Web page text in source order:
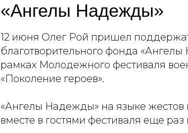
«Ангелы Надежды»
12 июня Олег Рой пришел
благотворительного фонда
рамках Молодежного фестиваля
«Поколение героев».
«Ангелы Надежды» на языке
вместе в гостями фестиваля еще